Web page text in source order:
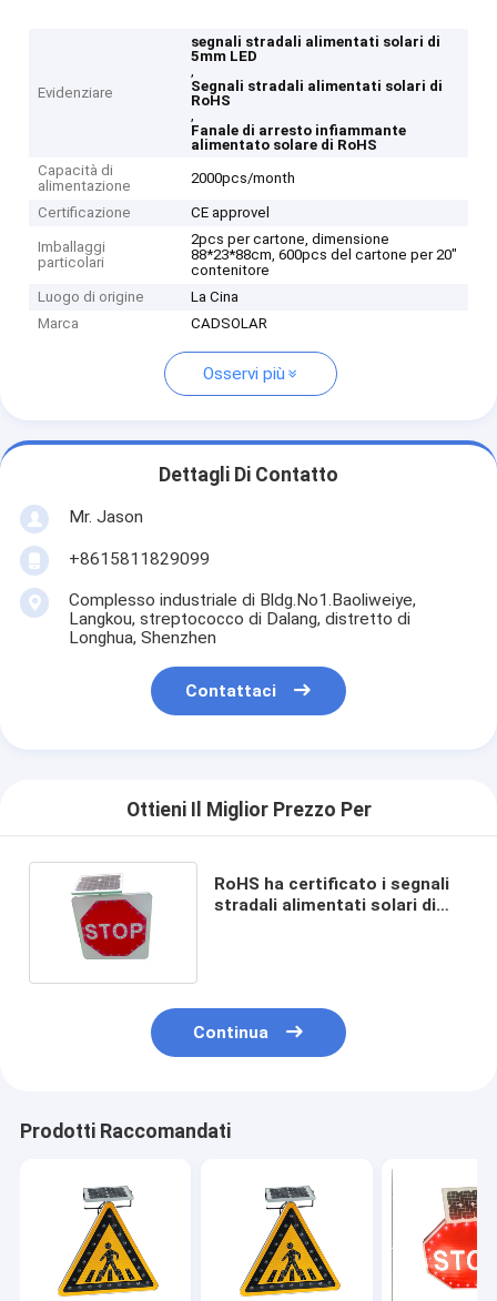
Evidenziare
segnali stradali alimentati solari di
5mm LED
,
Segnali stradali alimentati solari di
RoHS
,
Fanale di arresto infiammante
alimentato solare di RoHS
Capacità di
alimentazione
2000pcs/month
Certificazione CE approvel
Imballaggi
particolari
2pcs per cartone, dimensione
88*23*88cm, 600pcs del cartone per 20"
contenitore
Luogo di origine
La Cina
Marca
CADSOLAR
Osservi più
Dettagli Di Contatto
Mr. Jason
+8615811829099
Complesso industriale di Bldg.No1.Baoliweiye,
Langkou, streptococco di Dalang, distretto di
Longhua, Shenzhen
Contattaci
Ottieni Il Miglior Prezzo Per
RoHS ha certificato i segnali
stradali alimentati solari di
Continua
Prodotti Raccomandati